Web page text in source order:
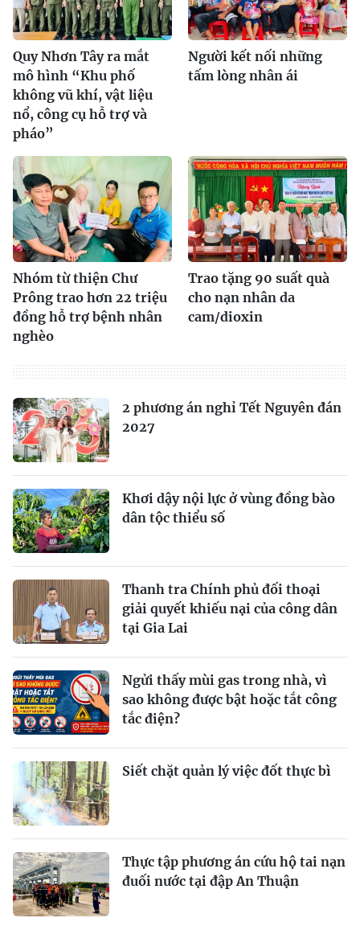
Quy Nhơn Tây ra mắt
mô hình “Khu phố
không vũ khí, vật liệu
nổ, công cụ hỗ trợ và
pháo”
Người kết nối những
tấm lòng nhân ái
Nhóm từ thiện Chư
Prông trao hơn 22 triệu
đồng hỗ trợ bệnh nhân
nghèo
Trao tặng 90 suất quà
cho nạn nhân da
cam/dioxin
2 phương án nghỉ Tết Nguyên đán
2027
Khơi dậy nội lực ở vùng đồng bào
dân tộc thiểu số
Thanh tra Chính phủ đối thoại
giải quyết khiếu nại của công dân
tại Gia Lai
Ngửi thấy mùi gas trong nhà, vì
sao không được bật hoặc tắt công
tắc điện?
Siết chặt quản lý việc đốt thực bì
Thực tập phương án cứu hộ tai nạn
đuối nước tại đập An Thuận